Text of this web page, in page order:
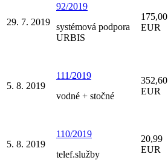
29. 7. 2019
92/2019
systémová podpora
URBIS
175,00
EUR
5. 8. 2019
111/2019
vodné + stočné
352,60
EUR
5. 8. 2019
110/2019
telef.služby
20,99
EUR